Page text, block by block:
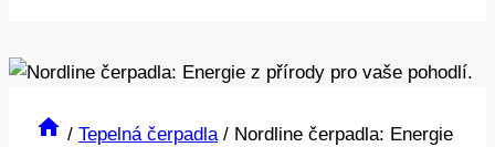
/ Tepelná čerpadla / Nordline čerpadla: Energie